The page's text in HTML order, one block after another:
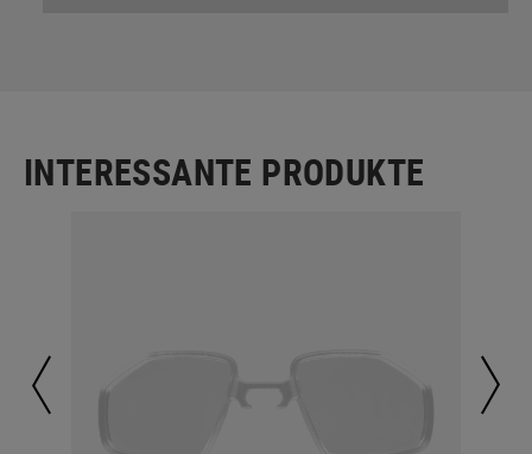
INTERESSANTE PRODUKTE